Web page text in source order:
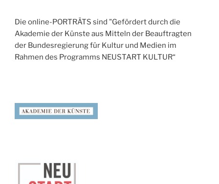
Die online-PORTRÄTS sind "Gefördert durch die
Akademie der Künste aus Mitteln der Beauftragten
der Bundesregierung für Kultur und Medien im
Rahmen des Programms NEUSTART KULTUR“